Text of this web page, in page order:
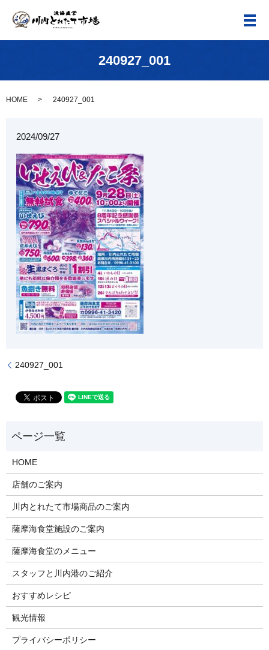
メ
240927_001
HOME 240927_001
2024/09/27
240927_001
HOME
店舗のご案内
川内とれたて市場商品のご案内
薩摩海食堂施設のご案内
薩摩海食堂のメニュー
スタッフと川内港のご紹介
おすすめレシピ
観光情報
プライバシーポリシー